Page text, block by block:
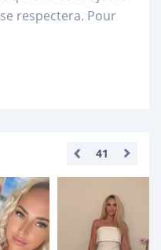
respectera. Pour
41